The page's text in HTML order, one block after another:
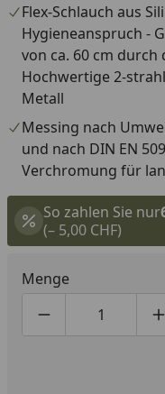
Flex-Schlauch aus
Hygieneanspruch -
von ca. 60 cm
Hochwertige 2-
Metall
Messing nach
und nach DIN EN
Verchromung für
So zahlen Sie nur
(– 5,00 CHF)
Menge
Produktmenge